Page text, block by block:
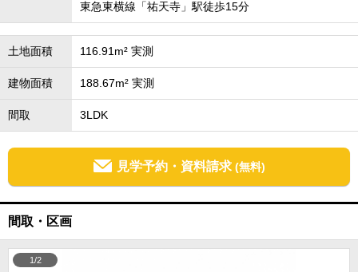
東急東横線「祐天寺」駅徒歩15分
土地面積 116.91m² 実測
建物面積 188.67m² 実測
間取 3LDK
見学予約・資料請求 (無料)
間取・区画
1/2